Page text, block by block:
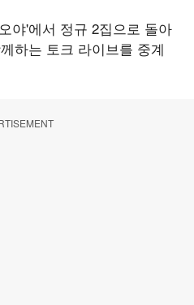
야'에서 정규 2집으로 돌아
하는 토크 라이브를 중계